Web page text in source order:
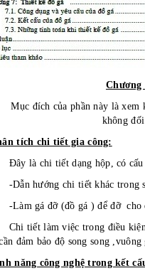
Chương
đích của phần này là xem kết
không
tích chi tiết gia công:
là chi tiết dạng hộp, có cấu
hướng chi tiết khác trong
gá đỡ (đồ gá ) để đỡ cho
tiết làm việc trong điều kiện
đảm bảo độ song song
năng công nghệ trong kết